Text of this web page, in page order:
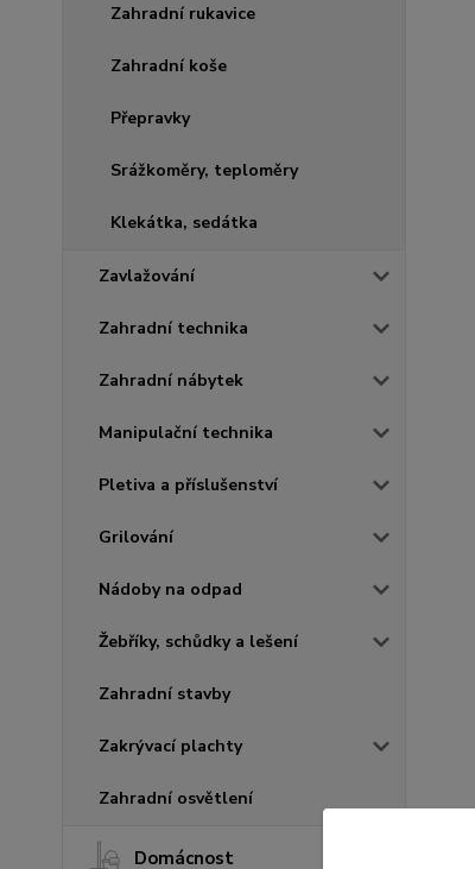
Zahradní rukavice
Zahradní koše
Přepravky
Srážkoměry, teploměry
Klekátka, sedátka
Zavlažování
Zahradní technika
Zahradní nábytek
Manipulační technika
Pletiva a příslušenství
Grilování
Nádoby na odpad
Žebříky, schůdky a lešení
Zahradní stavby
Zakrývací plachty
Zahradní osvětlení
Domácnost